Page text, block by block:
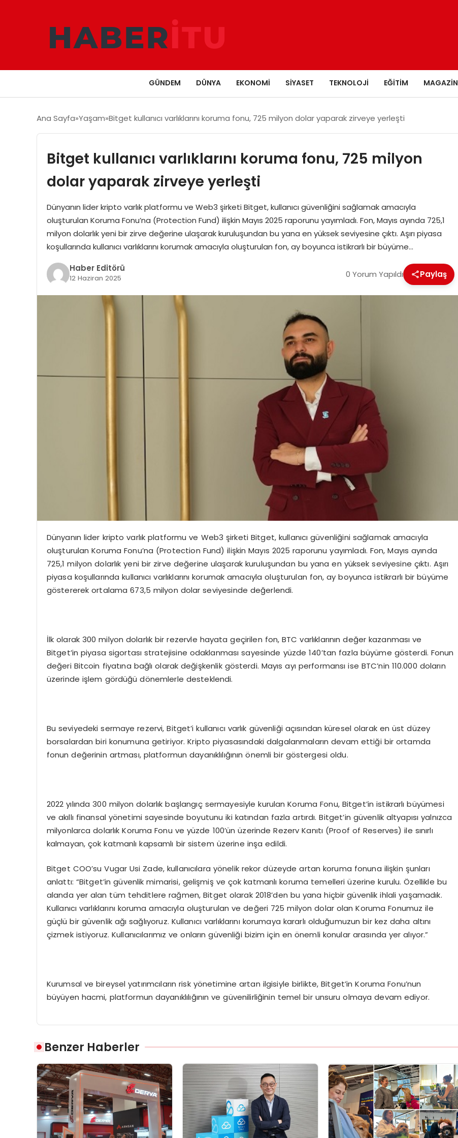
GÜNDEM DÜNYA EKONOMI SIYASET TEKNOLOJI EĞITIM MAGAZIN
Ana Sayfa Yaşam Bitget kullanıcı varlıklarını koruma fonu, 725 milyon dolar yaparak zirveye yerleşti
Bitget kullanıcı varlıklarını koruma fonu, 725 milyon
dolar yaparak zirveye yerleşti
Dünyanın lider kripto varlık platformu ve Web3 şirketi Bitget, kullanıcı güvenliğini sağlamak amacıyla
oluşturulan Koruma Fonu’na (Protection Fund) ilişkin Mayıs 2025 raporunu yayımladı. Fon, Mayıs ayında 725,1
milyon dolarlık yeni bir zirve değerine ulaşarak kuruluşundan bu yana en yüksek seviyesine çıktı. Aşırı piyasa
koşullarında kullanıcı varlıklarını korumak amacıyla oluşturulan fon, ay boyunca istikrarlı bir büyüme…
Haber Editörü
12 Haziran 2025 0 Yorum Yapıldı Paylaş
Dünyanın lider kripto varlık platformu ve Web3 şirketi Bitget, kullanıcı güvenliğini sağlamak amacıyla
oluşturulan Koruma Fonu’na (Protection Fund) ilişkin Mayıs 2025 raporunu yayımladı. Fon, Mayıs ayında
725,1 milyon dolarlık yeni bir zirve değerine ulaşarak kuruluşundan bu yana en yüksek seviyesine çıktı. Aşırı
piyasa koşullarında kullanıcı varlıklarını korumak amacıyla oluşturulan fon, ay boyunca istikrarlı bir büyüme
göstererek ortalama 673,5 milyon dolar seviyesinde değerlendi.
İlk olarak 300 milyon dolarlık bir rezervle hayata geçirilen fon, BTC varlıklarının değer kazanması ve
Bitget’in piyasa sigortası stratejisine odaklanması sayesinde yüzde 140’tan fazla büyüme gösterdi. Fonun
değeri Bitcoin fiyatına bağlı olarak değişkenlik gösterdi. Mayıs ayı performansı ise BTC’nin 110.000 doların
üzerinde işlem gördüğü dönemlerle desteklendi.
Bu seviyedeki sermaye rezervi, Bitget’i kullanıcı varlık güvenliği açısından küresel olarak en üst düzey
borsalardan biri konumuna getiriyor. Kripto piyasasındaki dalgalanmaların devam ettiği bir ortamda
fonun değerinin artması, platformun dayanıklılığının önemli bir göstergesi oldu.
2022 yılında 300 milyon dolarlık başlangıç sermayesiyle kurulan Koruma Fonu, Bitget’in istikrarlı büyümesi
ve akıllı finansal yönetimi sayesinde boyutunu iki katından fazla artırdı. Bitget’in güvenlik altyapısı yalnızca
milyonlarca dolarlık Koruma Fonu ve yüzde 100’ün üzerinde Rezerv Kanıtı (Proof of Reserves) ile sınırlı
kalmayan, çok katmanlı kapsamlı bir sistem üzerine inşa edildi.
Bitget COO’su Vugar Usi Zade, kullanıcılara yönelik rekor düzeyde artan koruma fonuna ilişkin şunları
anlattı: “Bitget’in güvenlik mimarisi, gelişmiş ve çok katmanlı koruma temelleri üzerine kurulu. Özellikle bu
alanda yer alan tüm tehditlere rağmen, Bitget olarak 2018’den bu yana hiçbir güvenlik ihlali yaşamadık.
Kullanıcı varlıklarını koruma amacıyla oluşturulan ve değeri 725 milyon dolar olan Koruma Fonumuz ile
güçlü bir güvenlik ağı sağlıyoruz. Kullanıcı varlıklarını korumaya kararlı olduğumuzun bir kez daha altını
çizmek istiyoruz. Kullanıcılarımız ve onların güvenliği bizim için en önemli konular arasında yer alıyor.”
Kurumsal ve bireysel yatırımcıların risk yönetimine artan ilgisiyle birlikte, Bitget’in Koruma Fonu’nun
büyüyen hacmi, platformun dayanıklılığının ve güvenilirliğinin temel bir unsuru olmaya devam ediyor.
Benzer Haberler